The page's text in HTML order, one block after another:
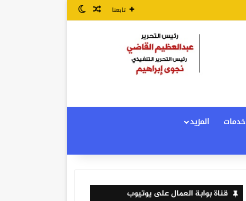
تابعنا مقال عشوائي
الوضع المظلم
خدمات
المزيد
قناة بوابة العمال على يوتيوب